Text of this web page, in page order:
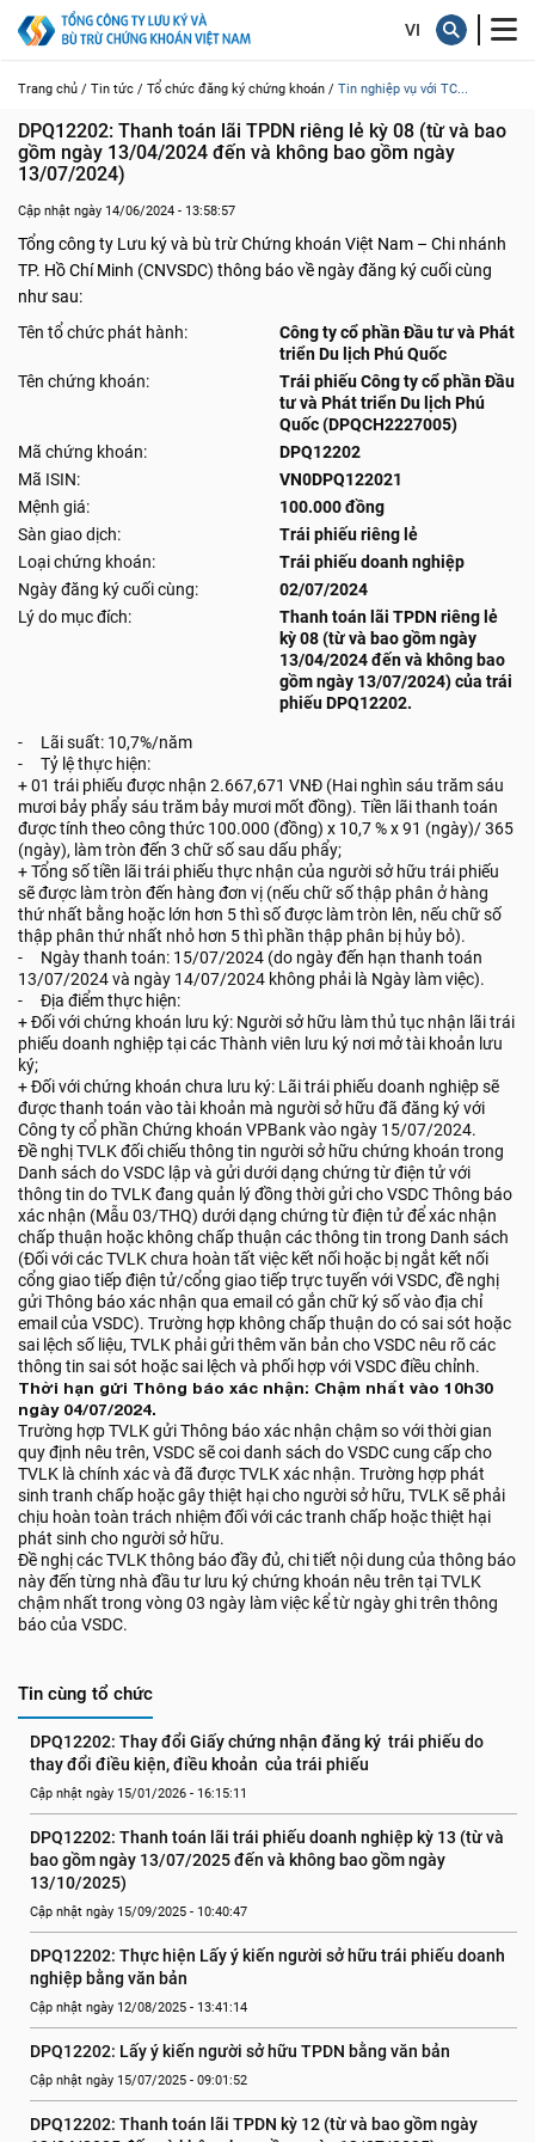
Trang chủ / Tin tức / Tổ chức đăng ký chứng khoán / Tin nghiệp vụ với TC...
DPQ12202: Thanh toán lãi TPDN riêng lẻ kỳ 08 (từ và bao
gồm ngày 13/04/2024 đến và không bao gồm ngày
13/07/2024)
Cập nhật ngày 14/06/2024 - 13:58:57
Tổng công ty Lưu ký và bù trừ Chứng khoán Việt Nam – Chi nhánh
TP. Hồ Chí Minh (CNVSDC) thông báo về ngày đăng ký cuối cùng
như sau:
Tên tổ chức phát hành:
Công ty cổ phần Đầu tư và Phát
triển Du lịch Phú Quốc
Tên chứng khoán:
Trái phiếu Công ty cổ phần Đầu
tư và Phát triển Du lịch Phú
Quốc (DPQCH2227005)
Mã chứng khoán:
DPQ12202
Mã ISIN:
VN0DPQ122021
Mệnh giá:
100.000 đồng
Sàn giao dịch:
Trái phiếu riêng lẻ
Loại chứng khoán:
Trái phiếu doanh nghiệp
Ngày đăng ký cuối cùng:
02/07/2024
Lý do mục đích:
Thanh toán lãi TPDN riêng lẻ
kỳ 08 (từ và bao gồm ngày
13/04/2024 đến và không bao
gồm ngày 13/07/2024) của trái
phiếu DPQ12202.
- Lãi suất: 10,7%/năm
- Tỷ lệ thực hiện:
+ 01 trái phiếu được nhận 2.667,671 VNĐ (Hai nghìn sáu trăm sáu
mươi bảy phẩy sáu trăm bảy mươi mốt đồng). Tiền lãi thanh toán
được tính theo công thức 100.000 (đồng) x 10,7 % x 91 (ngày)/ 365
(ngày), làm tròn đến 3 chữ số sau dấu phẩy;
+ Tổng số tiền lãi trái phiếu thực nhận của người sở hữu trái phiếu
sẽ được làm tròn đến hàng đơn vị (nếu chữ số thập phân ở hàng
thứ nhất bằng hoặc lớn hơn 5 thì số được làm tròn lên, nếu chữ số
thập phân thứ nhất nhỏ hơn 5 thì phần thập phân bị hủy bỏ).
- Ngày thanh toán: 15/07/2024 (do ngày đến hạn thanh toán
13/07/2024 và ngày 14/07/2024 không phải là Ngày làm việc).
- Địa điểm thực hiện:
+ Đối với chứng khoán lưu ký: Người sở hữu làm thủ tục nhận lãi trái
phiếu doanh nghiệp tại các Thành viên lưu ký nơi mở tài khoản lưu
ký;
+ Đối với chứng khoán chưa lưu ký: Lãi trái phiếu doanh nghiệp sẽ
được thanh toán vào tài khoản mà người sở hữu đã đăng ký với
Công ty cổ phần Chứng khoán VPBank vào ngày 15/07/2024.
Đề nghị TVLK đối chiếu thông tin người sở hữu chứng khoán trong
Danh sách do VSDC lập và gửi dưới dạng chứng từ điện tử với
thông tin do TVLK đang quản lý đồng thời gửi cho VSDC Thông báo
xác nhận (Mẫu 03/THQ) dưới dạng chứng từ điện tử để xác nhận
chấp thuận hoặc không chấp thuận các thông tin trong Danh sách
(Đối với các TVLK chưa hoàn tất việc kết nối hoặc bị ngắt kết nối
cổng giao tiếp điện tử/cổng giao tiếp trực tuyến với VSDC, đề nghị
gửi Thông báo xác nhận qua email có gắn chữ ký số vào địa chỉ
email của VSDC). Trường hợp không chấp thuận do có sai sót hoặc
sai lệch số liệu, TVLK phải gửi thêm văn bản cho VSDC nêu rõ các
thông tin sai sót hoặc sai lệch và phối hợp với VSDC điều chỉnh.
Thời hạn gửi Thông báo xác nhận: Chậm nhất vào 10h30
ngày 04/07/2024.
Trường hợp TVLK gửi Thông báo xác nhận chậm so với thời gian
quy định nêu trên, VSDC sẽ coi danh sách do VSDC cung cấp cho
TVLK là chính xác và đã được TVLK xác nhận. Trường hợp phát
sinh tranh chấp hoặc gây thiệt hại cho người sở hữu, TVLK sẽ phải
chịu hoàn toàn trách nhiệm đối với các tranh chấp hoặc thiệt hại
phát sinh cho người sở hữu.
Đề nghị các TVLK thông báo đầy đủ, chi tiết nội dung của thông báo
này đến từng nhà đầu tư lưu ký chứng khoán nêu trên tại TVLK
chậm nhất trong vòng 03 ngày làm việc kể từ ngày ghi trên thông
báo của VSDC.
Tin cùng tổ chức
DPQ12202: Thay đổi Giấy chứng nhận đăng ký  trái phiếu do
thay đổi điều kiện, điều khoản  của trái phiếu
Cập nhật ngày 15/01/2026 - 16:15:11
DPQ12202: Thanh toán lãi trái phiếu doanh nghiệp kỳ 13 (từ và
bao gồm ngày 13/07/2025 đến và không bao gồm ngày
13/10/2025)
Cập nhật ngày 15/09/2025 - 10:40:47
DPQ12202: Thực hiện Lấy ý kiến người sở hữu trái phiếu doanh
nghiệp bằng văn bản
Cập nhật ngày 12/08/2025 - 13:41:14
DPQ12202: Lấy ý kiến người sở hữu TPDN bằng văn bản
Cập nhật ngày 15/07/2025 - 09:01:52
DPQ12202: Thanh toán lãi TPDN kỳ 12 (từ và bao gồm ngày